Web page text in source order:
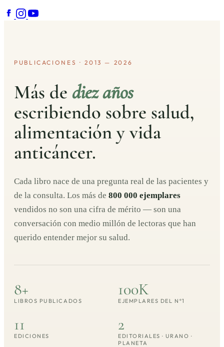
PUBLICACIONES · 2013 — 2026
Más de diez años
escribiendo sobre salud,
alimentación y vida
anticáncer.
Cada libro nace de una pregunta real de las pacientes y
de la consulta. Los más de 800 000 ejemplares
vendidos no son una cifra de mérito — son una
conversación con medio millón de lectoras que han
querido entender mejor su salud.
8+
LIBROS PUBLICADOS
100K
EJEMPLARES DEL Nº1
11
EDICIONES
2
EDITORIALES · URANO ·
PLANETA